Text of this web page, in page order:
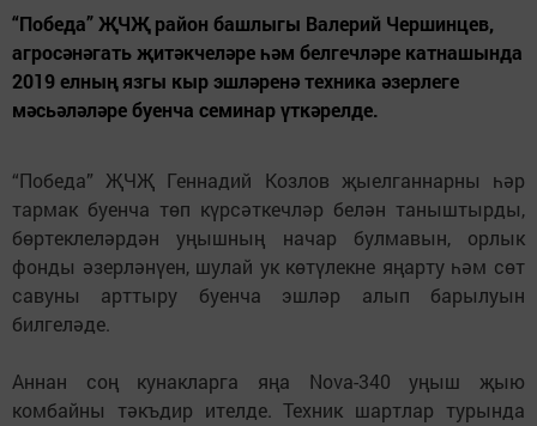
“Победа” ҖЧҖ район башлыгы Валерий Чершинцев,
агросәнәгать җитәкчеләре һәм белгечләре катнашында
2019 елның язгы кыр эшләренә техника әзерлеге
мәсьәләләре буенча семинар үткәрелде.
“Победа” ҖЧҖ Геннадий Козлов җыелганнарны һәр
тармак буенча төп күрсәткечләр белән таныштырды,
бөртеклеләрдән уңышның начар булмавын, орлык
фонды әзерләнүен, шулай ук көтүлекне яңарту һәм сөт
савуны арттыру буенча эшләр алып барылуын
билгеләде.
Аннан соң кунакларга яңа Nova-340 уңыш җыю
комбайны тәкъдир ителде. Техник шартлар турында